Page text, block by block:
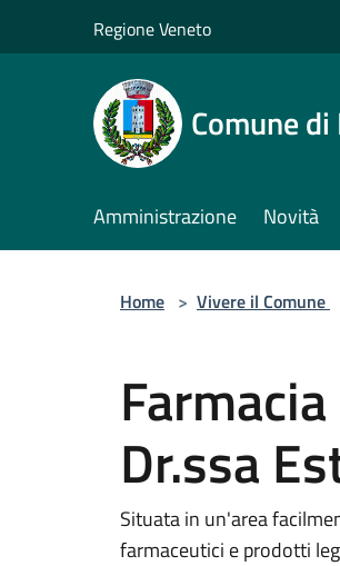
Regione Veneto
Comune
Amministrazione Novità
Home > Vivere il Comune
Dr.ssa
Situata in un'area
farmaceutici e prodotti